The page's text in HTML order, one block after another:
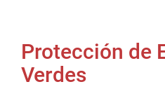
Protección de
Verdes